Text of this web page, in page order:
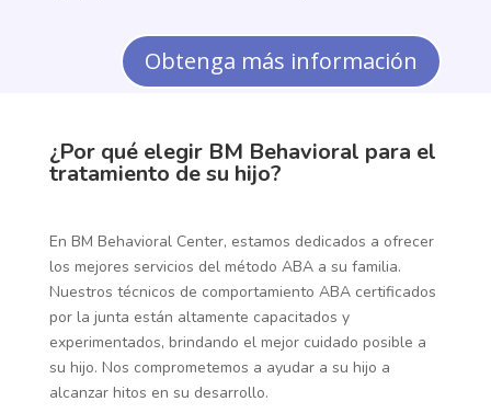
Obtenga más información
¿Por qué elegir BM Behavioral para el
tratamiento de su hijo?
En BM Behavioral Center, estamos dedicados a ofrecer
los mejores servicios del método ABA a su familia.
Nuestros técnicos de comportamiento ABA certificados
por la junta están altamente capacitados y
experimentados, brindando el mejor cuidado posible a
su hijo. Nos comprometemos a ayudar a su hijo a
alcanzar hitos en su desarrollo.